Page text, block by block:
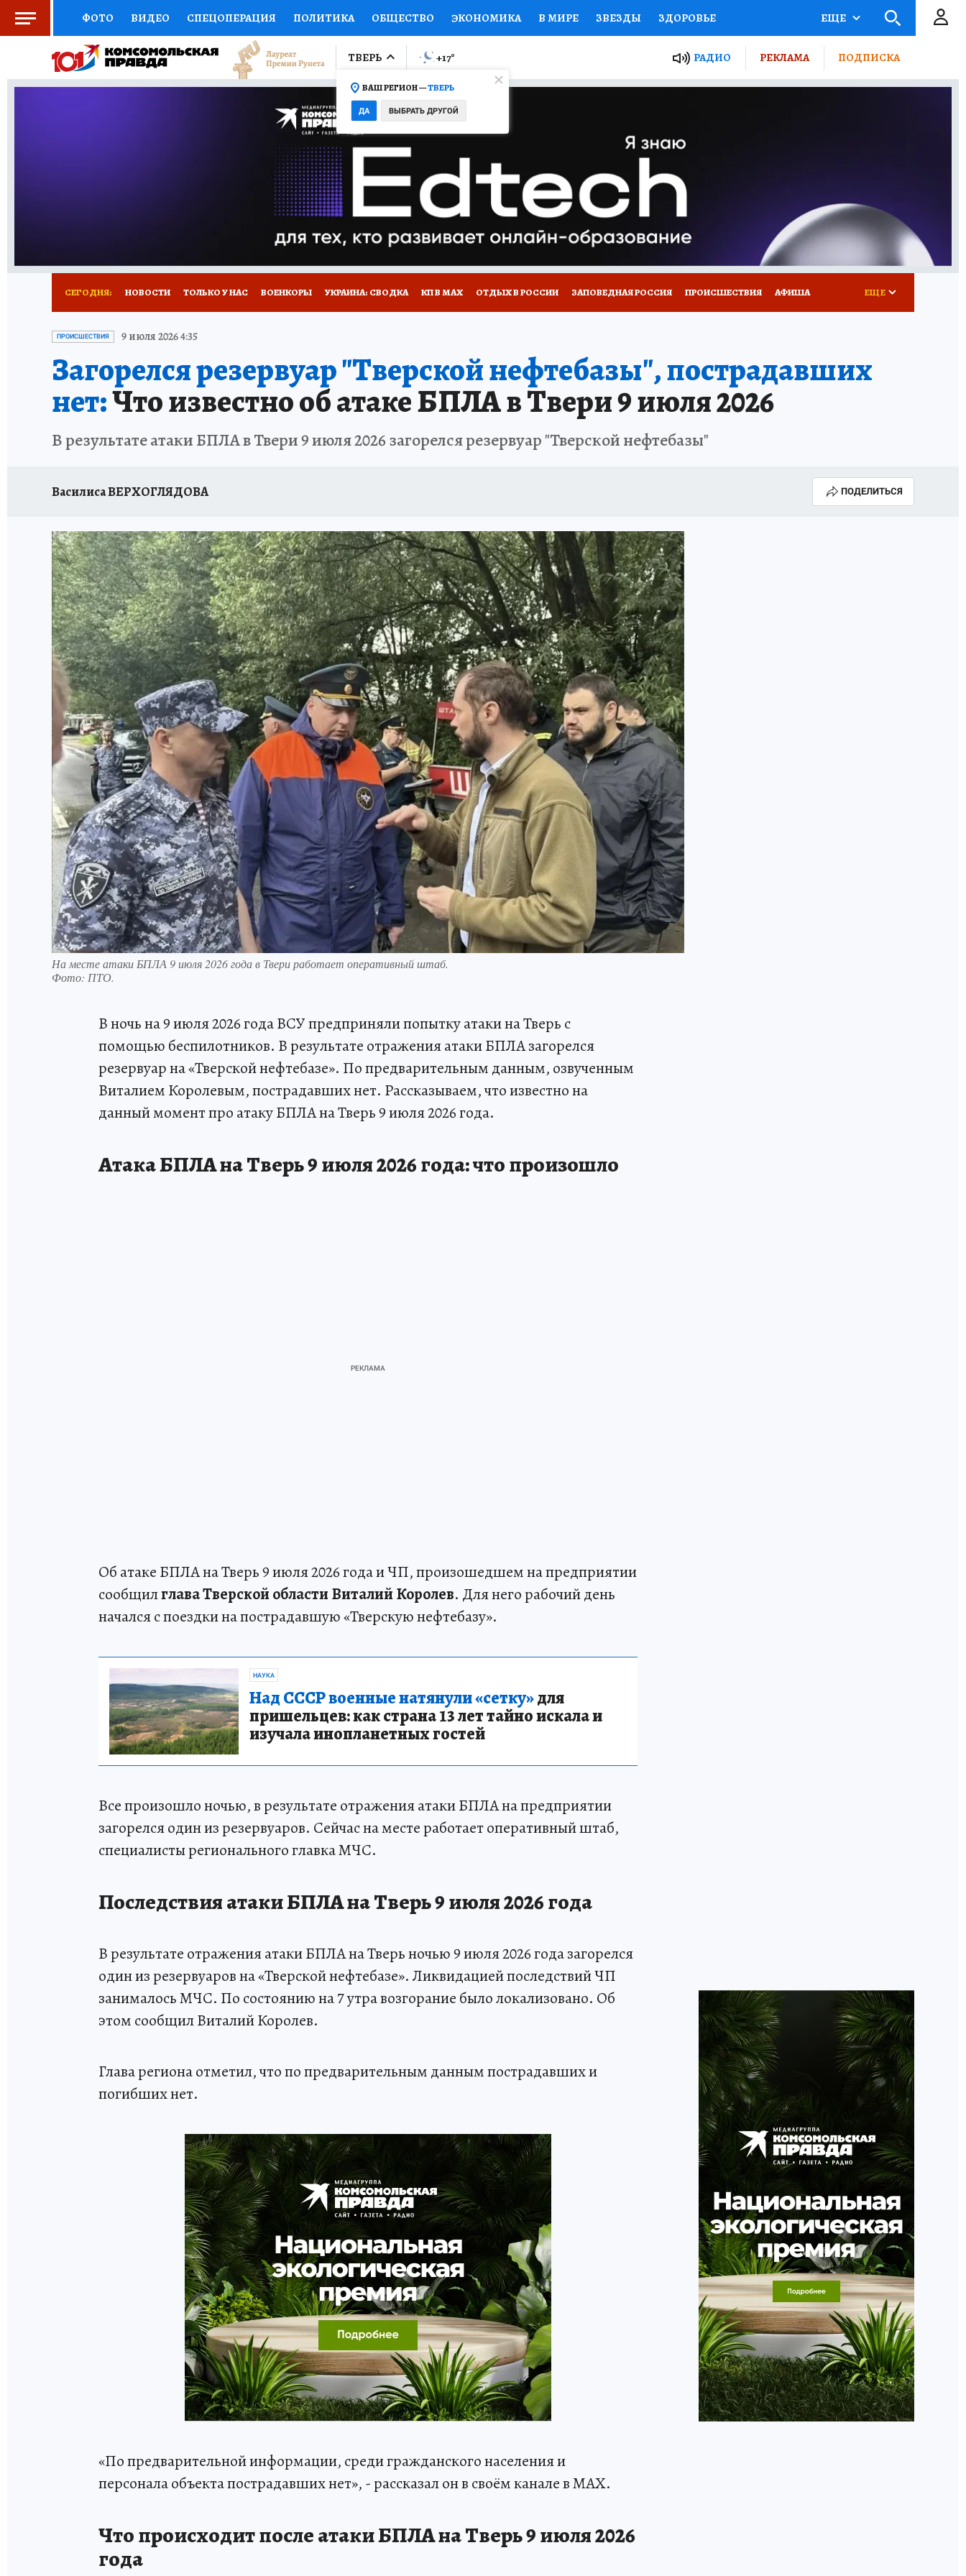
ФОТО ВИДЕО СПЕЦОПЕРАЦИЯ ПОЛИТИКА ОБЩЕСТВО ЭКОНОМИКА В МИРЕ ЗВЕЗДЫ ЗДОРОВЬЕ
СОЦПОДДЕРЖКА НАУКА СПОРТ КОЛУМНИСТЫ ПРОИСШЕСТВИЯ НАЦИОНАЛЬНЫЕ ПРОЕКТЫ РОССИИ
ВЫБОР ЭКСПЕРТОВ ДОКТОР ФИНАНСЫ ОТКРЫВАЕМ МИР Я ЗНАЮ СЕМЬЯ ЖЕНСКИЕ СЕКРЕТЫ ПУТЕВОДИТЕЛЬ
ПРОГНОЗЫ НА СПОРТ ПРОМОКОДЫ СЕРИАЛЫ
ТЕЛЕВИЗОР КОЛЛЕКЦИИ КОНКУРСЫ ГИД ПОТРЕБИТЕЛЯ
НОВОЕ НА САЙТЕ
ЕЩЕ
ТВЕРЬ
ВАШ РЕГИОН —ТВЕРЬ
ДА ВЫБРАТЬ ДРУГОЙ
+17° РАДИО РЕКЛАМА ПОДПИСКА
СЕГОДНЯ: НОВОСТИ ТОЛЬКО У НАС ВОЕНКОРЫ УКРАИНА: СВОДКА КП В МАХ ОТДЫХ В РОССИИ ЗАПОВЕДНАЯ РОССИЯ ПРОИСШЕСТВИЯ АФИША
ИСПЫТАНО НА СЕБЕ
ЕЩЕ
ПРОИСШЕСТВИЯ 9 июля 2026 4:35
Загорелся резервуар "Тверской нефтебазы", пострадавших
нет:Что известно об атаке БПЛА в Твери 9 июля 2026
В результате атаки БПЛА в Твери 9 июля 2026 загорелся резервуар "Тверской нефтебазы"
Василиса ВЕРХОГЛЯДОВА ПОДЕЛИТЬСЯ
На месте атаки БПЛА 9 июля 2026 года в Твери работает оперативный штаб.
Фото: ПТО.
В ночь на 9 июля 2026 года ВСУ предприняли попытку атаки на Тверь с
помощью беспилотников. В результате отражения атаки БПЛА загорелся
резервуар на «Тверской нефтебазе». По предварительным данным, озвученным
Виталием Королевым, пострадавших нет. Рассказываем, что известно на
данный момент про атаку БПЛА на Тверь 9 июля 2026 года.
Атака БПЛА на Тверь 9 июля 2026 года: что произошло
Об атаке БПЛА на Тверь 9 июля 2026 года и ЧП, произошедшем на предприятии
сообщилглава Тверской области Виталий Королев. Для него рабочий день
начался с поездки на пострадавшую «Тверскую нефтебазу».
НАУКА
Над СССР военные натянули «сетку»для
пришельцев: как страна 13 лет тайно искала и
изучала инопланетных гостей
Все произошло ночью, в результате отражения атаки БПЛА на предприятии
загорелся один из резервуаров. Сейчас на месте работает оперативный штаб,
специалисты регионального главка МЧС.
Последствия атаки БПЛА на Тверь 9 июля 2026 года
В результате отражения атаки БПЛА на Тверь ночью 9 июля 2026 года загорелся
один из резервуаров на «Тверской нефтебазе». Ликвидацией последствий ЧП
занималось МЧС. По состоянию на 7 утра возгорание было локализовано. Об
этом сообщил Виталий Королев.
Глава региона отметил, что по предварительным данным пострадавших и
погибших нет.
«По предварительной информации, среди гражданского населения и
персонала объекта пострадавших нет», - рассказал он в своём канале в МАХ.
Что происходит после атаки БПЛА на Тверь 9 июля 2026
года